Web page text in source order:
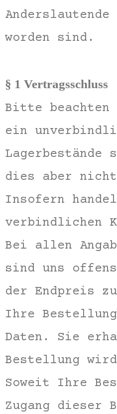
worden sind.
§ 1 Vertragsschluss
Bitte beachten
ein
Lagerbestände
dies aber
Insofern
verbindlichen
Bei allen
sind uns
der Endpreis
Ihre
Daten. Sie
Bestellung
Soweit Ihre
Zugang dieser